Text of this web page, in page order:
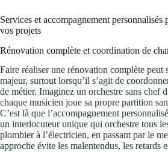
Services et accompagnement personnalisés
vos projets
Rénovation complète et coordination de
Faire réaliser une rénovation complète peut
majeur, surtout lorsqu’il s’agit de
de métier. Imaginez un orchestre sans chef
chaque musicien joue sa propre partition
C’est là que l’accompagnement
un interlocuteur unique qui orchestre tous
plombier à l’électricien, en passant par le
approche évite les malentendus, les retards